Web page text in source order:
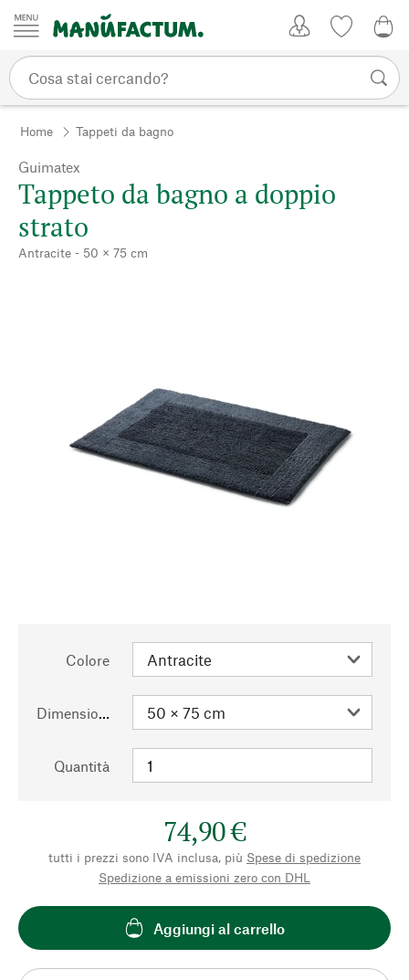
Vai al contenuto
Home Tappeti da bagno
Guimatex
Tappeto da bagno a doppio
strato
Antracite - 50 × 75 cm
Colore
Dimensioni
Quantità
74,90 €
tutti i prezzi sono IVA inclusa, più Spese di spedizione
Spedizione a emissioni zero con DHL
Aggiungi al carrello